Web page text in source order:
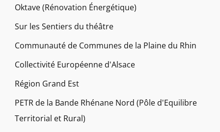
Oktave (Rénovation Énergétique)
Sur les Sentiers du théâtre
Communauté de Communes de la Plaine du Rhin
Collectivité Européenne d'Alsace
Région Grand Est
PETR de la Bande Rhénane Nord (Pôle d'Equilibre
Territorial et Rural)